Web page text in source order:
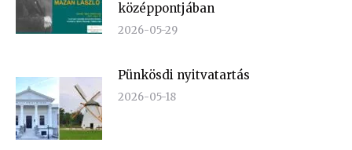
középpontjában
2026-05-29
Pünkösdi nyitvatartás
2026-05-18